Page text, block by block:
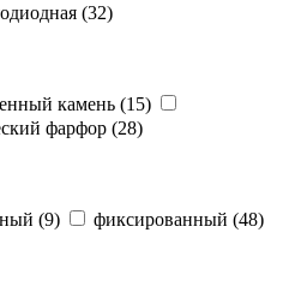
(32)
камень (15)
фарфор (28)
(9) фиксированный (48)